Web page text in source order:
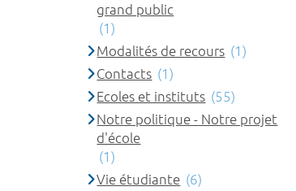
grand public
(1)
Modalités de recours (1)
Contacts (1)
Ecoles et instituts (55)
Notre politique - Notre projet
d'école
(1)
Vie étudiante (6)